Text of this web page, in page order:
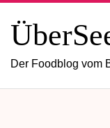
Der Foodblog vom